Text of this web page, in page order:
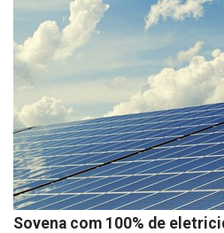
Sovena com 100% de